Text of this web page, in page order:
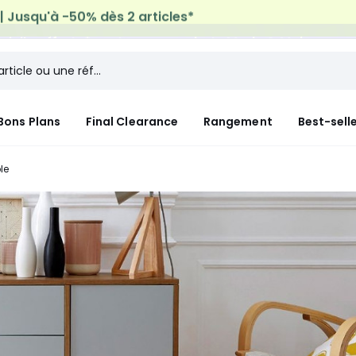
offerte*sur tous vos achats Mode & Maison
Plans Final Clearance Rangement Best-